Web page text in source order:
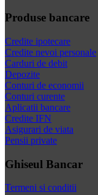
Produse bancare
Credite ipotecare
Credite nevoi personale
Carduri de debit
Depozite
Conturi de economii
Conturi curente
Aplicatii bancare
Credite IFN
Asigurari de viata
Pensii private
Ghiseul Bancar
Termeni si conditii